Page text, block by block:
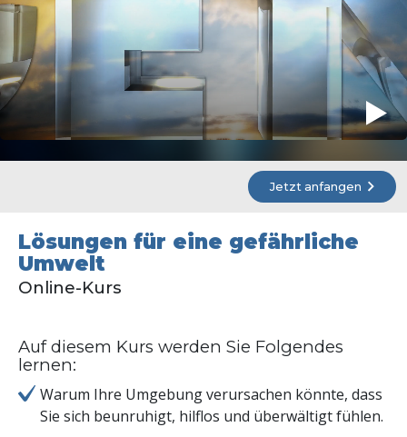
Jetzt anfangen
Lösungen für eine gefährliche
Umwelt
Online-Kurs
Auf diesem Kurs werden Sie Folgendes
lernen:
Warum Ihre Umgebung verursachen könnte, dass
Sie sich beunruhigt, hilflos und überwältigt fühlen.